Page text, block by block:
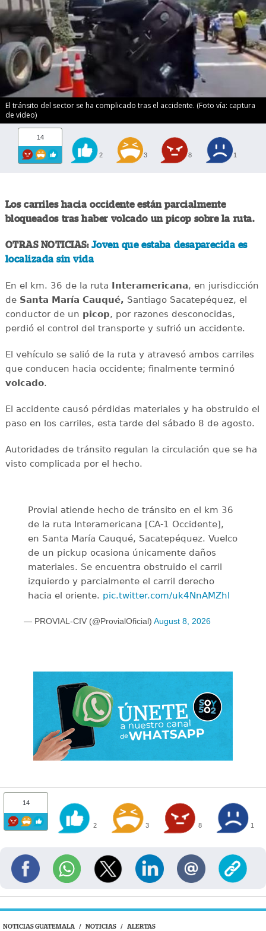
El tránsito del sector se ha complicado tras el accidente. (Foto vía: captura
de video)
14
2 3 8 1
Los carriles hacia occidente están parcialmente
bloqueados tras haber volcado un picop sobre la ruta.
OTRAS NOTICIAS:Joven que estaba desaparecida es
localizada sin vida
En el km. 36 de la ruta Interamericana, en jurisdicción
de Santa María Cauqué, Santiago Sacatepéquez, el
conductor de un picop, por razones desconocidas,
perdió el control del transporte y sufrió un accidente.
El vehículo se salió de la ruta y atravesó ambos carriles
que conducen hacia occidente; finalmente terminó
volcado.
El accidente causó pérdidas materiales y ha obstruido el
paso en los carriles, esta tarde del sábado 8 de agosto.
Autoridades de tránsito regulan la circulación que se ha
visto complicada por el hecho.
Provial atiende hecho de tránsito en el km 36
de la ruta Interamericana [CA-1 Occidente],
en Santa María Cauqué, Sacatepéquez. Vuelco
de un pickup ocasiona únicamente daños
materiales. Se encuentra obstruido el carril
izquierdo y parcialmente el carril derecho
hacia el oriente. pic.twitter.com/uk4NnAMZhI
— PROVIAL-CIV (@ProvialOficial) August 8, 2026
14
2 3 8 1
NOTICIAS GUATEMALA / NOTICIAS / ALERTAS